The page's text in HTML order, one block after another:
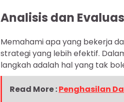
Analisis dan
Memahami apa yang bekerja
strategi yang lebih efektif.
langkah adalah hal yang tak
Read More :Penghasilan